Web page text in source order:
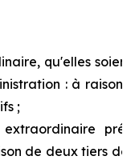
qu'elles
: à raison
;
de deux tiers